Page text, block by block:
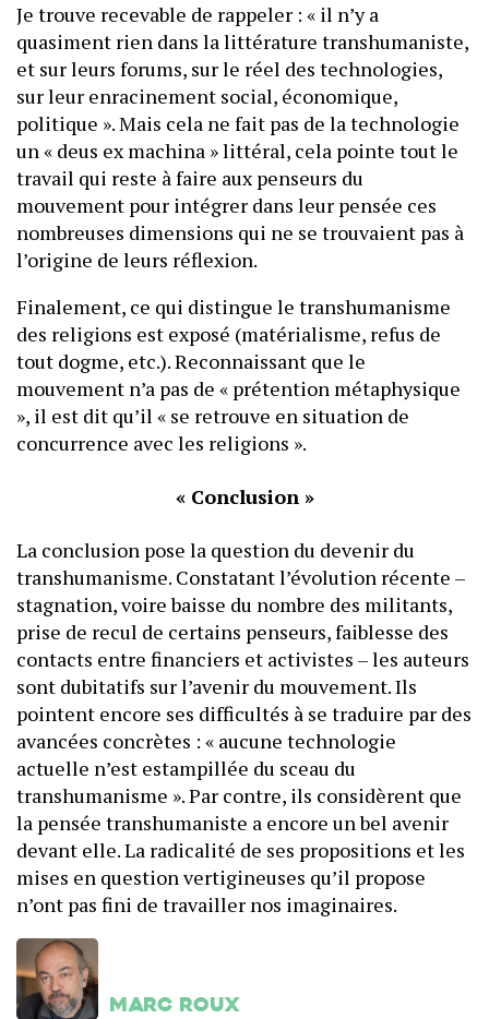
Je trouve recevable de rappeler : « il n’y a
quasiment rien dans la littérature transhumaniste,
et sur leurs forums, sur le réel des technologies,
sur leur enracinement social, économique,
politique ». Mais cela ne fait pas de la technologie
un « deus ex machina » littéral, cela pointe tout le
travail qui reste à faire aux penseurs du
mouvement pour intégrer dans leur pensée ces
nombreuses dimensions qui ne se trouvaient pas à
l’origine de leurs réflexion.
Finalement, ce qui distingue le transhumanisme
des religions est exposé (matérialisme, refus de
tout dogme, etc.). Reconnaissant que le
mouvement n’a pas de « prétention métaphysique
», il est dit qu’il « se retrouve en situation de
concurrence avec les religions ».
« Conclusion »
La conclusion pose la question du devenir du
transhumanisme. Constatant l’évolution récente –
stagnation, voire baisse du nombre des militants,
prise de recul de certains penseurs, faiblesse des
contacts entre financiers et activistes – les auteurs
sont dubitatifs sur l’avenir du mouvement. Ils
pointent encore ses difficultés à se traduire par des
avancées concrètes : « aucune technologie
actuelle n’est estampillée du sceau du
transhumanisme ». Par contre, ils considèrent que
la pensée transhumaniste a encore un bel avenir
devant elle. La radicalité de ses propositions et les
mises en question vertigineuses qu’il propose
n’ont pas fini de travailler nos imaginaires.
Marc Roux